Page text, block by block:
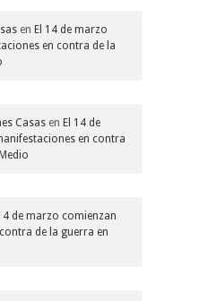
en El 14 de marzo
en contra de la
Casas en El 14 de
en contra
de marzo comienzan
de la guerra en